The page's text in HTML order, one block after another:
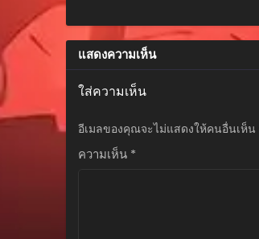
กันยายน 24, 2025
ตอนที่ 82
กันยายน 2, 2025
ตอนที่ 80
แสดงความเห็น
ใส่ความเห็น
อีเมลของคุณจะไม่แสดงให้คนอื่นเห็น
ความเห็น *